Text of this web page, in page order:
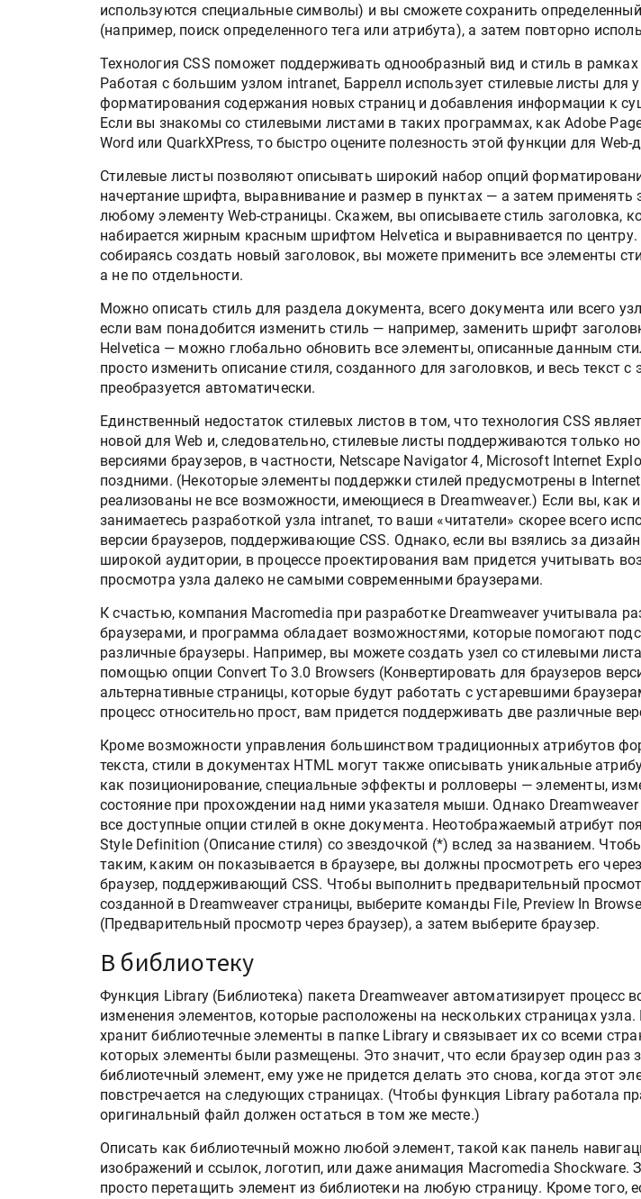
используются специальные символы) и вы сможете сохранить
(например, поиск определенного тега или атрибута), а затем повторно
Технология CSS поможет поддерживать однообразный вид и стиль в рамках
Работая с большим узлом intranet, Баррелл использует стилевые листы для
форматирования содержания новых страниц и добавления информации к
Если вы знакомы со стилевыми листами в таких программах, как Adobe
Word или QuarkXPress, то быстро оцените полезность этой функции для Web-
Стилевые листы позволяют описывать широкий набор опций
начертание шрифта, выравнивание и размер в пунктах — а затем применять
любому элементу Web-страницы. Скажем, вы описываете стиль заголовка,
набирается жирным красным шрифтом Helvetica и выравнивается по
собираясь создать новый заголовок, вы можете применить все элементы
а не по отдельности.
Можно описать стиль для раздела документа, всего документа или всего
если вам понадобится изменить стиль — например, заменить шрифт
Helvetica — можно глобально обновить все элементы, описанные данным
просто изменить описание стиля, созданного для заголовков, и весь текст с
преобразуется автоматически.
Единственный недостаток стилевых листов в том, что технология CSS
новой для Web и, следовательно, стилевые листы поддерживаются только
версиями браузеров, в частности, Netscape Navigator 4, Microsoft Internet
поздними. (Некоторые элементы поддержки стилей предусмотрены в
реализованы не все возможности, имеющиеся в Dreamweaver.) Если вы, как
занимаетесь разработкой узла intranet, то ваши «читатели» скорее всего
версии браузеров, поддерживающие CSS. Однако, если вы взялись за
широкой аудитории, в процессе проектирования вам придется учитывать
просмотра узла далеко не самыми современными браузерами.
К счастью, компания Macromedia при разработке Dreamweaver учитывала
браузерами, и программа обладает возможностями, которые помогают
различные браузеры. Например, вы можете создать узел со стилевыми
помощью опции Convert To 3.0 Browsers (Конвертировать для браузеров
альтернативные страницы, которые будут работать с устаревшими
процесс относительно прост, вам придется поддерживать две различные
Кроме возможности управления большинством традиционных атрибутов
текста, стили в документах HTML могут также описывать уникальные
как позиционирование, специальные эффекты и ролловеры — элементы,
состояние при прохождении над ними указателя мыши. Однако
все доступные опции стилей в окне документа. Неотображаемый атрибут
Style Definition (Описание стиля) со звездочкой (*) вслед за названием.
таким, каким он показывается в браузере, вы должны просмотреть его
браузер, поддерживающий CSS. Чтобы выполнить предварительный
созданной в Dreamweaver страницы, выберите команды File, Preview In
(Предварительный просмотр через браузер), а затем выберите браузер.
В библиотеку
Функция Library (Библиотека) пакета Dreamweaver автоматизирует процесс
изменения элементов, которые расположены на нескольких страницах
хранит библиотечные элементы в папке Library и связывает их со всеми
которых элементы были размещены. Это значит, что если браузер один раз
библиотечный элемент, ему уже не придется делать это снова, когда этот
повстречается на следующих страницах. (Чтобы функция Library работала
оригинальный файл должен остаться в том же месте.)
Описать как библиотечный можно любой элемент, такой как панель
изображений и ссылок, логотип, или даже анимация Macromedia Shockware.
просто перетащить элемент из библиотеки на любую страницу. Кроме того,
Росстат опубликовал статистику об
объёмах промышленного
производства в стране за первое
полугодие 2026 года
28 июля
«Калькулятор утилизации»
IPSA 2026 приглашает за идеями,
поставщиками и новыми
решениями для брендов
Росстат
объёмах
Круглый
28 июля
IPSA 2026
решениями